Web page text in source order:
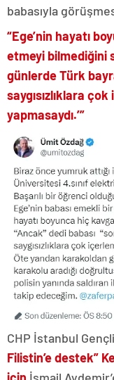
babasıyla
“Ege’nin hayatı
etmeyi bilmediğini
günlerde Türk
saygısızlıklara
yapmasaydı.’”
CHP İstanbul
Filistin’e destek”